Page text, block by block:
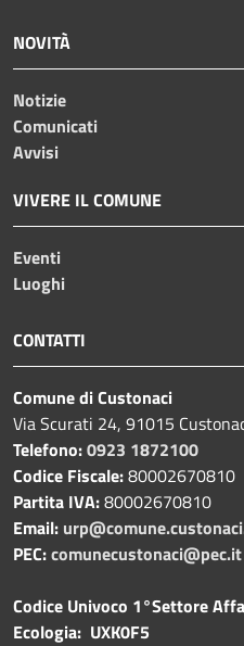
NOVITÀ
Notizie
Comunicati
Avvisi
VIVERE IL COMUNE
Eventi
Luoghi
CONTATTI
Comune di Custonaci
Via Scurati 24, 91015
Telefono:0923 1872100
Codice Fiscale:80002670810
Partita IVA:80002670810
Email:
PEC:comunecustonaci@pec.it
Codice Univoco 1°Settore
Ecologia: UXK0F5